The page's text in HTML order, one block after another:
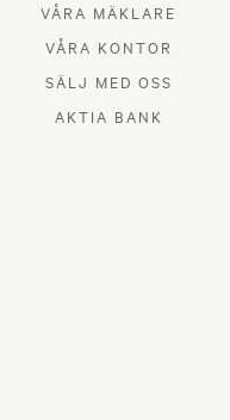
VÅRA MÄKLARE
VÅRA KONTOR
SÄLJ MED OSS
AKTIA BANK